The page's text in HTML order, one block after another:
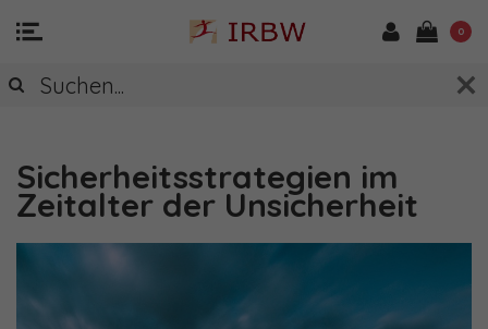
0
"RADATZ INSPIRIERT" - DER BLOG VON
DR. SONJA RADATZ
Sicherheitsstrategien im
Zeitalter der Unsicherheit